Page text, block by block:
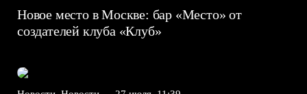
Новое место в Москве: бар «Место» от
создателей клуба «Клуб»